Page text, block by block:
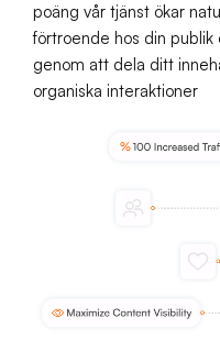
poäng vår tjänst ökar
förtroende hos din publik
genom att dela ditt
organiska interaktioner